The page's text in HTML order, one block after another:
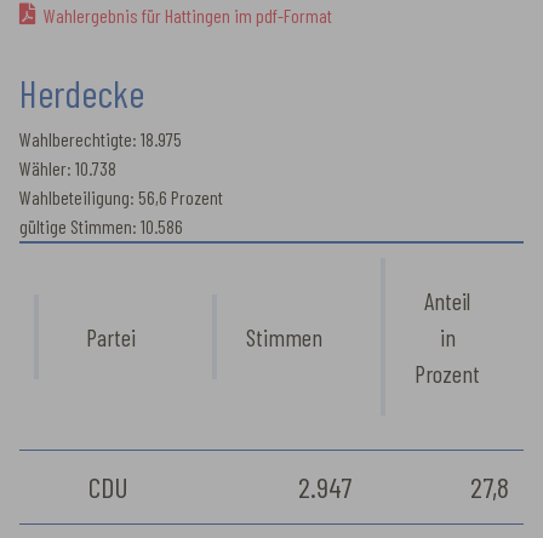
Wahlergebnis für Hattingen im pdf-Format
Herdecke
Wahlberechtigte: 18.975
Wähler: 10.738
Wahlbeteiligung: 56,6 Prozent
gültige Stimmen: 10.586
Partei Stimmen
Anteil
in
Prozent
CDU 2.947 27,8